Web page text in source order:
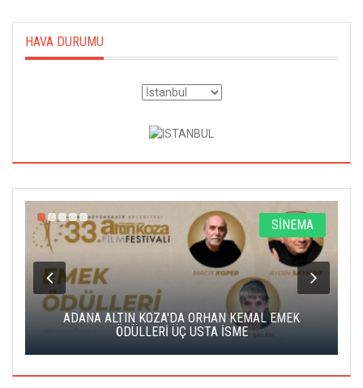
HAVA DURUMU
SİNEMA
ADANA ALTIN KOZA'DA ORHAN KEMAL EMEK
ÖDÜLLERİ ÜÇ USTA İSME